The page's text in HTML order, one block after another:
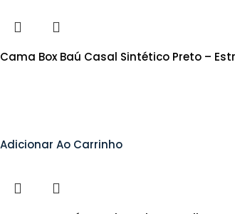
Cama Box Baú Casal Sintético Preto –
Adicionar Ao Carrinho